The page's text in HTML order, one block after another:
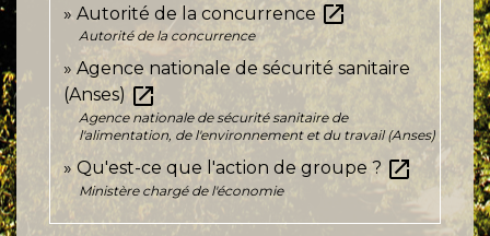
Autorité de la concurrence open_in_new
Autorité de la concurrence
Agence nationale de sécurité sanitaire
(Anses) open_in_new
Agence nationale de sécurité sanitaire de
l'alimentation, de l'environnement et du travail (Anses)
Qu'est-ce que l'action de groupe ? open_in_new
Ministère chargé de l'économie